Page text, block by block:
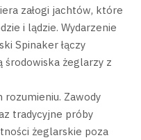
załogi jachtów, które
i lądzie. Wydarzenie
Spinaker łączy
żeglarzy z
Zawody
tradycyjne próby
żeglarskie poza